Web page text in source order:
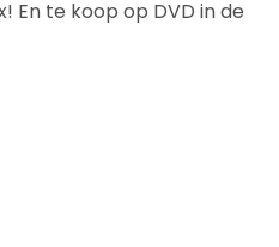
En te koop op DVD in de